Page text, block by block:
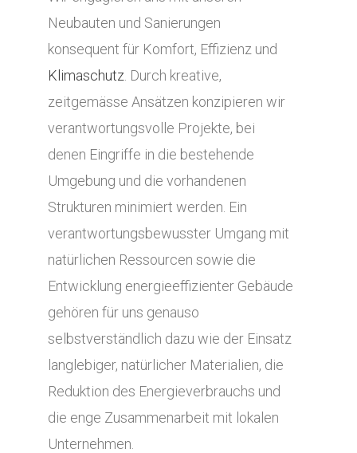
Neubauten und Sanierungen
konsequent für Komfort, Effizienz und
Klimaschutz. Durch kreative,
zeitgemässe Ansätzen konzipieren wir
verantwortungsvolle Projekte, bei
denen Eingriffe in die bestehende
Umgebung und die vorhandenen
Strukturen minimiert werden. Ein
verantwortungsbewusster Umgang mit
natürlichen Ressourcen sowie die
Entwicklung energieeffizienter Gebäude
gehören für uns genauso
selbstverständlich dazu wie der Einsatz
langlebiger, natürlicher Materialien, die
Reduktion des Energieverbrauchs und
die enge Zusammenarbeit mit lokalen
Unternehmen.